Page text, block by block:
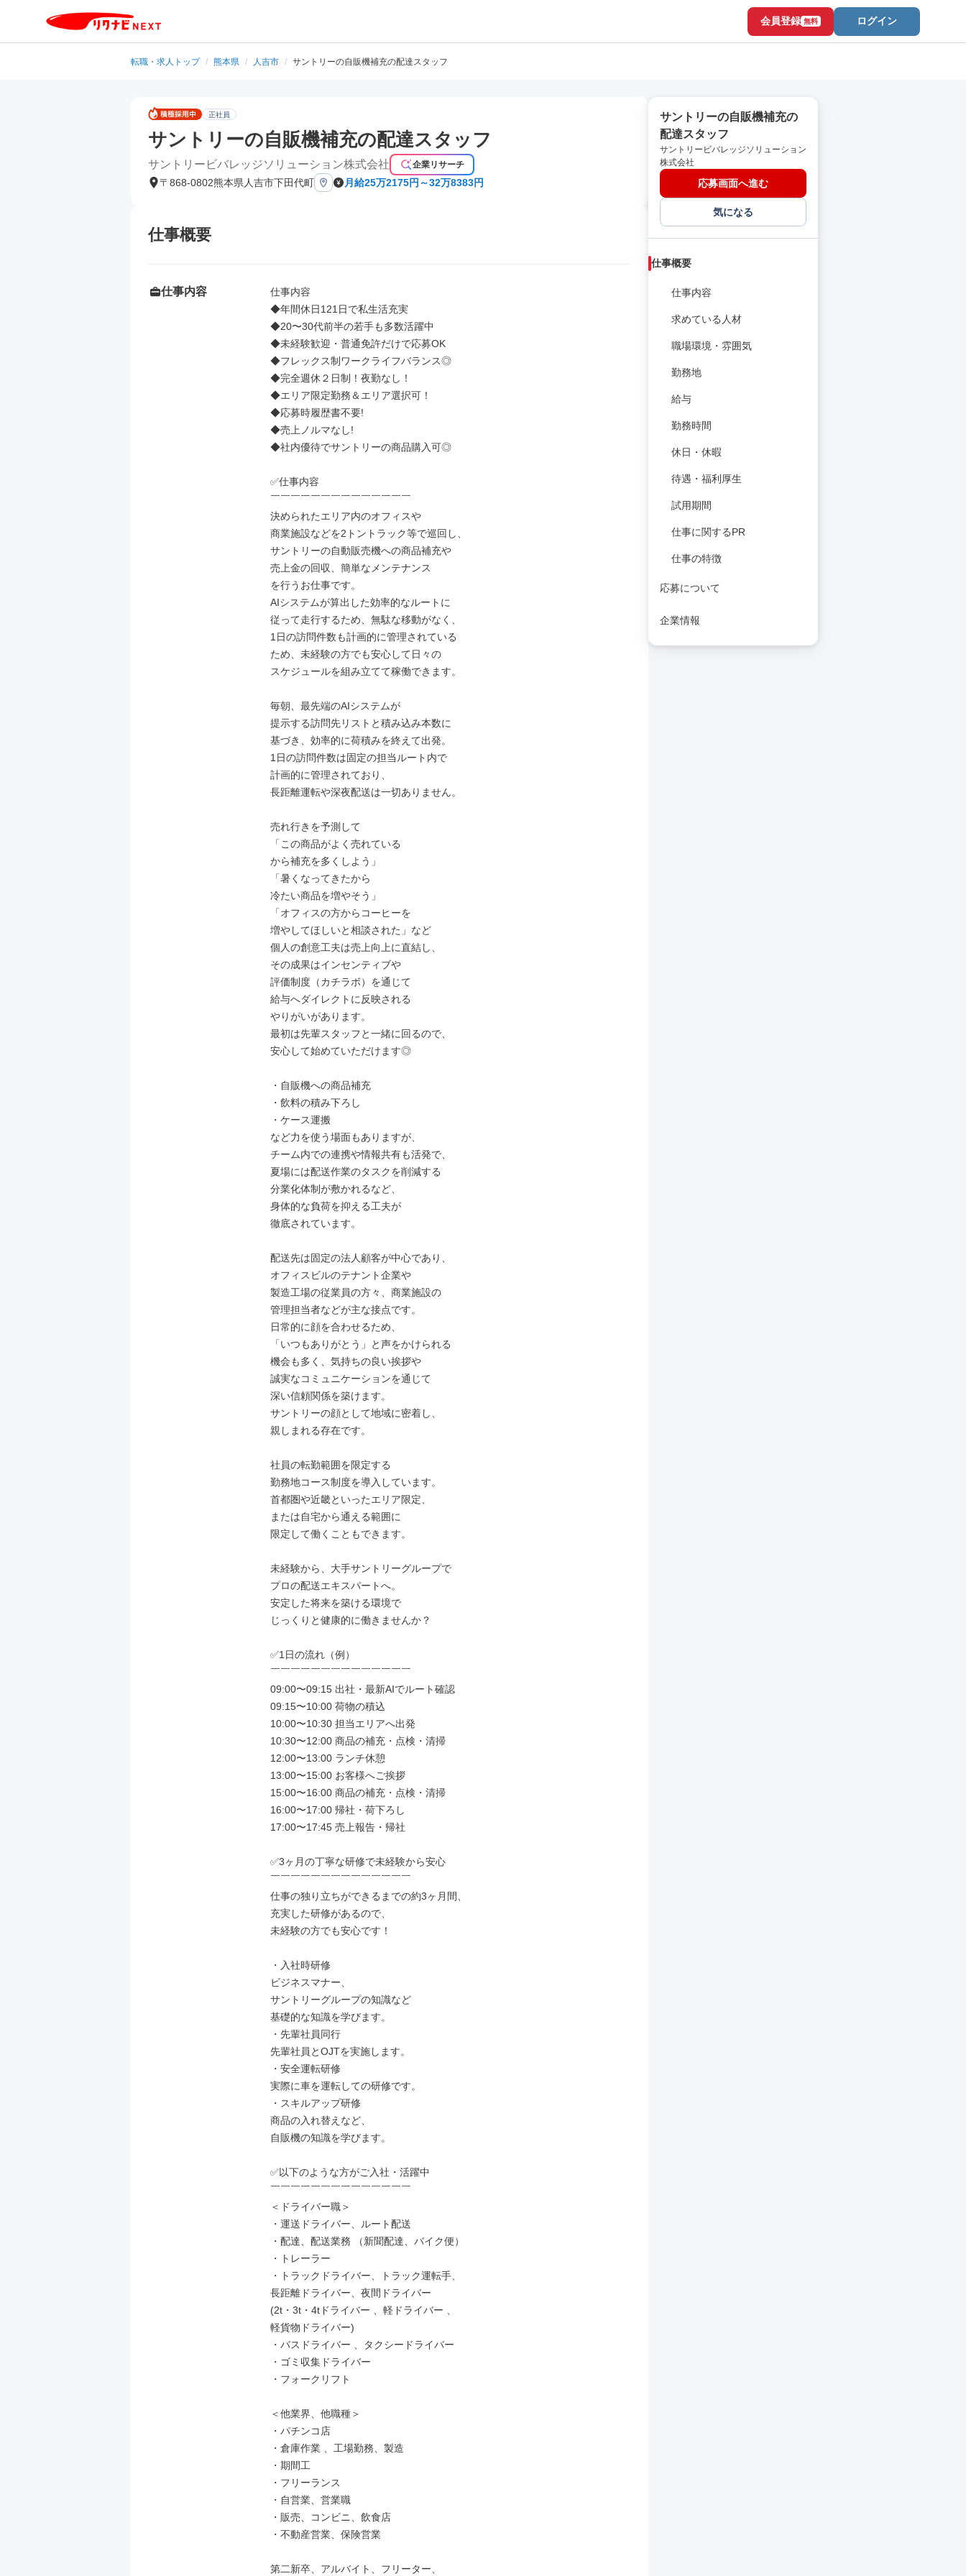
会員登録 無料 ログイン
転職・求人トップ / 熊本県 / 人吉市 / サントリーの自販機補充の配達スタッフ
正社員
サントリーの自販機補充の配達スタッフ
サントリービバレッジソリューション株式会社 企業リサーチ
〒868-0802熊本県人吉市下田代町 月給25万2175円～32万8383円
仕事概要
仕事内容
仕事内容
◆年間休日121日で私生活充実
◆20〜30代前半の若手も多数活躍中
◆未経験歓迎・普通免許だけで応募OK
◆フレックス制ワークライフバランス◎
◆完全週休２日制！夜勤なし！
◆エリア限定勤務＆エリア選択可！
◆応募時履歴書不要!
◆売上ノルマなし!
◆社内優待でサントリーの商品購入可◎
✅仕事内容
￣￣￣￣￣￣￣￣￣￣￣￣￣￣
決められたエリア内のオフィスや
商業施設などを2トントラック等で巡回し、
サントリーの自動販売機への商品補充や
売上金の回収、簡単なメンテナンス
を行うお仕事です。
AIシステムが算出した効率的なルートに
従って走行するため、無駄な移動がなく、
1日の訪問件数も計画的に管理されている
ため、未経験の方でも安心して日々の
スケジュールを組み立てて稼働できます。
毎朝、最先端のAIシステムが
提示する訪問先リストと積み込み本数に
基づき、効率的に荷積みを終えて出発。
1日の訪問件数は固定の担当ルート内で
計画的に管理されており、
長距離運転や深夜配送は一切ありません。
売れ行きを予測して
「この商品がよく売れている
から補充を多くしよう」
「暑くなってきたから
冷たい商品を増やそう」
「オフィスの方からコーヒーを
増やしてほしいと相談された」など
個人の創意工夫は売上向上に直結し、
その成果はインセンティブや
評価制度（カチラボ）を通じて
給与へダイレクトに反映される
やりがいがあります。
最初は先輩スタッフと一緒に回るので、
安心して始めていただけます◎
・自販機への商品補充
・飲料の積み下ろし
・ケース運搬
など力を使う場面もありますが、
チーム内での連携や情報共有も活発で、
夏場には配送作業のタスクを削減する
分業化体制が敷かれるなど、
身体的な負荷を抑える工夫が
徹底されています。
配送先は固定の法人顧客が中心であり、
オフィスビルのテナント企業や
製造工場の従業員の方々、商業施設の
管理担当者などが主な接点です。
日常的に顔を合わせるため、
「いつもありがとう」と声をかけられる
機会も多く、気持ちの良い挨拶や
誠実なコミュニケーションを通じて
深い信頼関係を築けます。
サントリーの顔として地域に密着し、
親しまれる存在です。
社員の転勤範囲を限定する
勤務地コース制度を導入しています。
首都圏や近畿といったエリア限定、
または自宅から通える範囲に
限定して働くこともできます。
未経験から、大手サントリーグループで
プロの配送エキスパートへ。
安定した将来を築ける環境で
じっくりと健康的に働きませんか？
✅1日の流れ（例）
￣￣￣￣￣￣￣￣￣￣￣￣￣￣
09:00〜09:15 出社・最新AIでルート確認
09:15〜10:00 荷物の積込
10:00〜10:30 担当エリアへ出発
10:30〜12:00 商品の補充・点検・清掃
12:00〜13:00 ランチ休憩
13:00〜15:00 お客様へご挨拶
15:00〜16:00 商品の補充・点検・清掃
16:00〜17:00 帰社・荷下ろし
17:00〜17:45 売上報告・帰社
✅3ヶ月の丁寧な研修で未経験から安心
￣￣￣￣￣￣￣￣￣￣￣￣￣￣
仕事の独り立ちができるまでの約3ヶ月間、
充実した研修があるので、
未経験の方でも安心です！
・入社時研修
ビジネスマナー、
サントリーグループの知識など
基礎的な知識を学びます。
・先輩社員同行
先輩社員とOJTを実施します。
・安全運転研修
実際に車を運転しての研修です。
・スキルアップ研修
商品の入れ替えなど、
自販機の知識を学びます。
✅以下のような方がご入社・活躍中
￣￣￣￣￣￣￣￣￣￣￣￣￣￣
＜ドライバー職＞
・運送ドライバー、ルート配送
・配達、配送業務 （新聞配達、バイク便）
・トレーラー
・トラックドライバー、トラック運転手、
長距離ドライバー、夜間ドライバー
(2t・3t・4tドライバー 、軽ドライバー 、
軽貨物ドライバー)
・バスドライバー 、タクシードライバー
・ゴミ収集ドライバー
・フォークリフト
＜他業界、他職種＞
・パチンコ店
・倉庫作業 、工場勤務、製造
・期間工
・フリーランス
・自営業、営業職
・販売、コンビニ、飲食店
・不動産営業、保険営業
第二新卒、アルバイト、フリーター、
サントリーの自販機補充の
配達スタッフ
サントリービバレッジソリューション
株式会社
応募画面へ進む
気になる
仕事概要
仕事内容
求めている人材
職場環境・雰囲気
勤務地
給与
勤務時間
休日・休暇
待遇・福利厚生
試用期間
仕事に関するPR
仕事の特徴
応募について
企業情報